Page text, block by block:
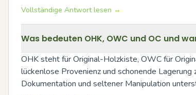
Vollständige Antwort lesen →
Was bedeuten OHK, OWC und OC und
OHK steht für Original-Holzkiste, OWC für
lückenlose Provenienz und schonende
Dokumentation und seltener Manipulation